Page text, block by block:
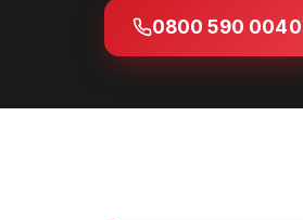
0800 590 0040